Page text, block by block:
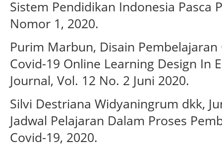
Sistem Pendidikan Indonesia Pasca
Nomor 1, 2020.
Purim Marbun, Disain Pembelajaran
Covid-19 Online Learning Design In
Journal, Vol. 12 No. 2 Juni 2020.
Silvi Destriana Widyaningrum dkk,
Jadwal Pelajaran Dalam Proses
Covid-19, 2020.